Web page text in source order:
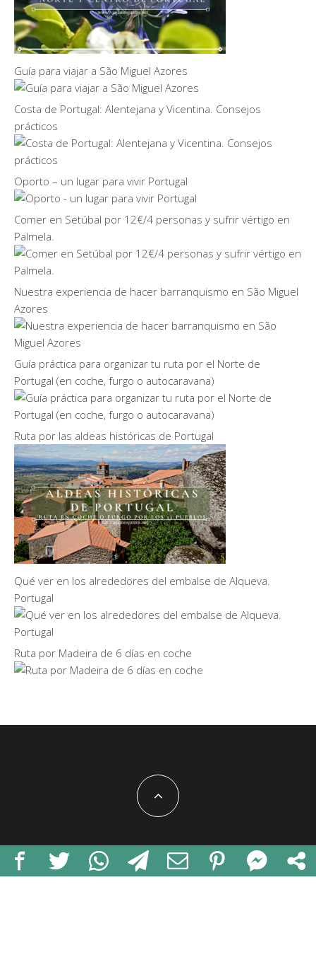
Guía para viajar a São Miguel Azores
Costa de Portugal: Alentejana y Vicentina. Consejos
prácticos
Oporto – un lugar para vivir Portugal
Comer en Setúbal por 12€/4 personas y sufrir vértigo en
Palmela.
Nuestra experiencia de hacer barranquismo en São Miguel
Azores
Guía práctica para organizar tu ruta por el Norte de
Portugal (en coche, furgo o autocaravana)
Ruta por las aldeas históricas de Portugal
Qué ver en los alrededores del embalse de Alqueva.
Portugal
Ruta por Madeira de 6 días en coche